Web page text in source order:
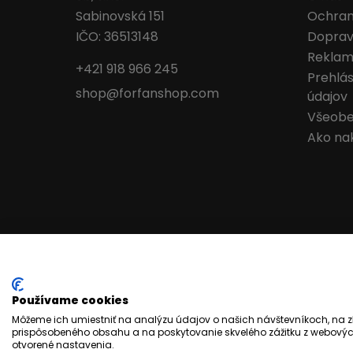
Sabinovská 151
IČO: 36513148
+421 918 966 245
shop@forfanshop.com
údajov
Ako
Používame cookies
Môžeme ich umiestniť na analýzu údajov o našich návštevníkoch, na
prispôsobeného obsahu a na poskytovanie skvelého zážitku z
otvorené nastavenia.